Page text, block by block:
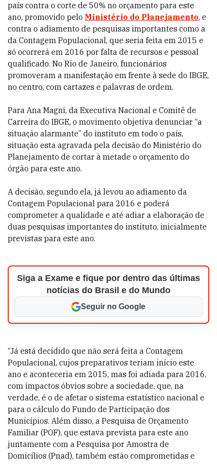
país contra o corte de 50% no orçamento para este
ano, promovido pelo Ministério do Planejamento, e
contra o adiamento de pesquisas importantes como a
da Contagem Populacional, que seria feita em 2015 e
só ocorrerá em 2016 por falta de recursos e pessoal
qualificado. No Rio de Janeiro, funcionários
promoveram a manifestação em frente à sede do IBGE,
no centro, com cartazes e palavras de ordem.
Para Ana Magni, da Executiva Nacional e Comitê de
Carreira do IBGE, o movimento objetiva denunciar “a
situação alarmante” do instituto em todo o país,
situação esta agravada pela decisão do Ministério do
Planejamento de cortar à metade o orçamento do
órgão para este ano.
A decisão, segundo ela, já levou ao adiamento da
Contagem Populacional para 2016 e poderá
comprometer a qualidade e até adiar a elaboração de
duas pesquisas importantes do instituto, inicialmente
previstas para este ano.
Siga a Exame e fique por dentro das últimas
notícias do Brasil e do Mundo
Seguir no Google
“Já está decidido que não será feita a Contagem
Populacional, cujos preparativos teriam início este
ano e aconteceria em 2015, mas foi adiada para 2016,
com impactos óbvios sobre a sociedade, que, na
verdade, é o de afetar o sistema estatístico nacional e
para o cálculo do Fundo de Participação dos
Municípios. Além disso, a Pesquisa de Orçamento
Familiar (POF), que estava prevista para este ano
juntamente com a Pesquisa por Amostra de
Domicílios (Pnad), também estão comprometidas e